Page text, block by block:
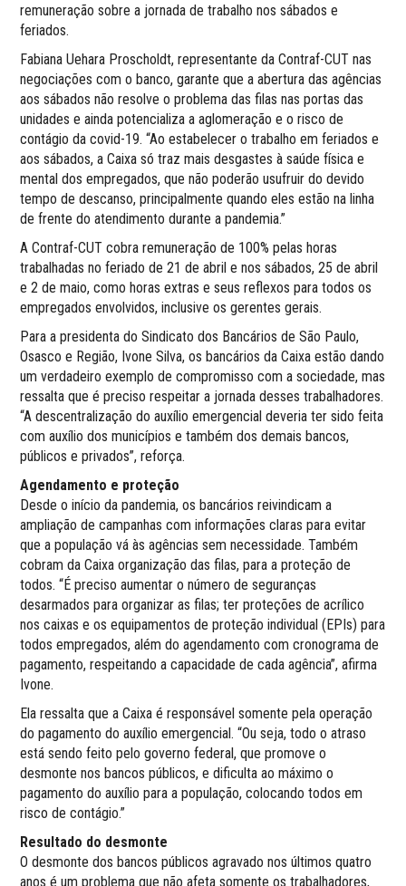
remuneração sobre a jornada de trabalho nos sábados e
feriados.
Fabiana Uehara Proscholdt, representante da Contraf-CUT nas
negociações com o banco, garante que a abertura das agências
aos sábados não resolve o problema das filas nas portas das
unidades e ainda potencializa a aglomeração e o risco de
contágio da covid-19. “Ao estabelecer o trabalho em feriados e
aos sábados, a Caixa só traz mais desgastes à saúde física e
mental dos empregados, que não poderão usufruir do devido
tempo de descanso, principalmente quando eles estão na linha
de frente do atendimento durante a pandemia.”
A Contraf-CUT cobra remuneração de 100% pelas horas
trabalhadas no feriado de 21 de abril e nos sábados, 25 de abril
e 2 de maio, como horas extras e seus reflexos para todos os
empregados envolvidos, inclusive os gerentes gerais.
Para a presidenta do Sindicato dos Bancários de São Paulo,
Osasco e Região, Ivone Silva, os bancários da Caixa estão dando
um verdadeiro exemplo de compromisso com a sociedade, mas
ressalta que é preciso respeitar a jornada desses trabalhadores.
“A descentralização do auxílio emergencial deveria ter sido feita
com auxílio dos municípios e também dos demais bancos,
públicos e privados”, reforça.
Agendamento e proteção
Desde o início da pandemia, os bancários reivindicam a
ampliação de campanhas com informações claras para evitar
que a população vá às agências sem necessidade. Também
cobram da Caixa organização das filas, para a proteção de
todos. “É preciso aumentar o número de seguranças
desarmados para organizar as filas; ter proteções de acrílico
nos caixas e os equipamentos de proteção individual (EPIs) para
todos empregados, além do agendamento com cronograma de
pagamento, respeitando a capacidade de cada agência”, afirma
Ivone.
Ela ressalta que a Caixa é responsável somente pela operação
do pagamento do auxílio emergencial. “Ou seja, todo o atraso
está sendo feito pelo governo federal, que promove o
desmonte nos bancos públicos, e dificulta ao máximo o
pagamento do auxílio para a população, colocando todos em
risco de contágio.”
Resultado do desmonte
O desmonte dos bancos públicos agravado nos últimos quatro
anos é um problema que não afeta somente os trabalhadores,